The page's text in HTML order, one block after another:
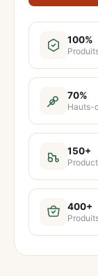
T
100%
70%
Hauts-
150+
400+